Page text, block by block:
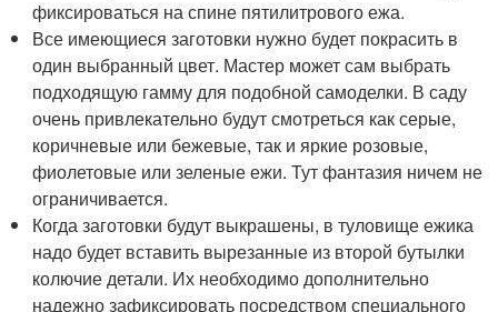
фиксироваться на спине пятилитрового ежа.
Все имеющиеся заготовки нужно будет покрасить в
один выбранный цвет. Мастер может сам выбрать
подходящую гамму для подобной самоделки. В саду
очень привлекательно будут смотреться как серые,
коричневые или бежевые, так и яркие розовые,
фиолетовые или зеленые ежи. Тут фантазия ничем не
ограничивается.
Когда заготовки будут выкрашены, в туловище ежика
надо будет вставить вырезанные из второй бутылки
колючие детали. Их необходимо дополнительно
надежно зафиксировать посредством специального